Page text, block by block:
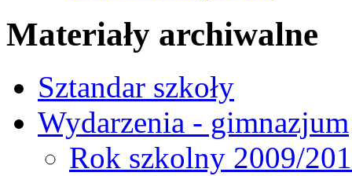
Materiały archiwalne
Sztandar szkoły
Wydarzenia - gimnazjum
Rok szkolny 2009/